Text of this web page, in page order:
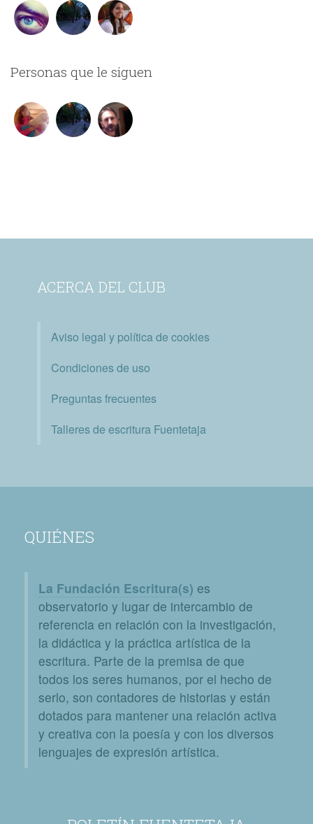
Personas que le siguen
ACERCA DEL CLUB
Aviso legal y política de cookies
Condiciones de uso
Preguntas frecuentes
Talleres de escritura Fuentetaja
QUIÉNES
La Fundación Escritura(s) es
observatorio y lugar de intercambio de
referencia en relación con la investigación,
la didáctica y la práctica artística de la
escritura. Parte de la premisa de que
todos los seres humanos, por el hecho de
serlo, son contadores de historias y están
dotados para mantener una relación activa
y creativa con la poesía y con los diversos
lenguajes de expresión artística.